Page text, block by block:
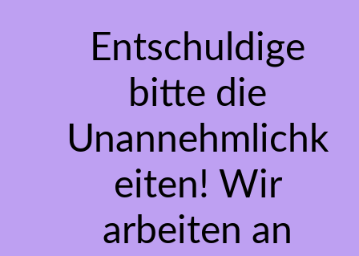
Entschuldige
bitte die
Unannehmlichk
eiten! Wir
arbeiten an